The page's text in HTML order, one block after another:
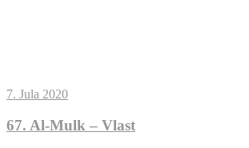
7. Jula 2020
67. Al-Mulk – Vlast